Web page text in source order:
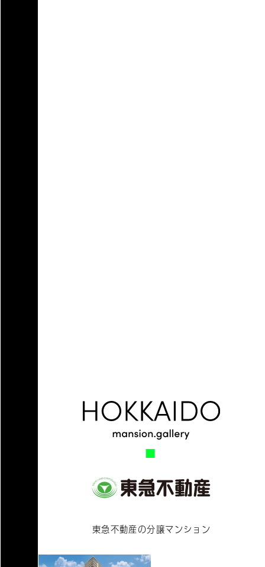
東急不動産の分譲マンション